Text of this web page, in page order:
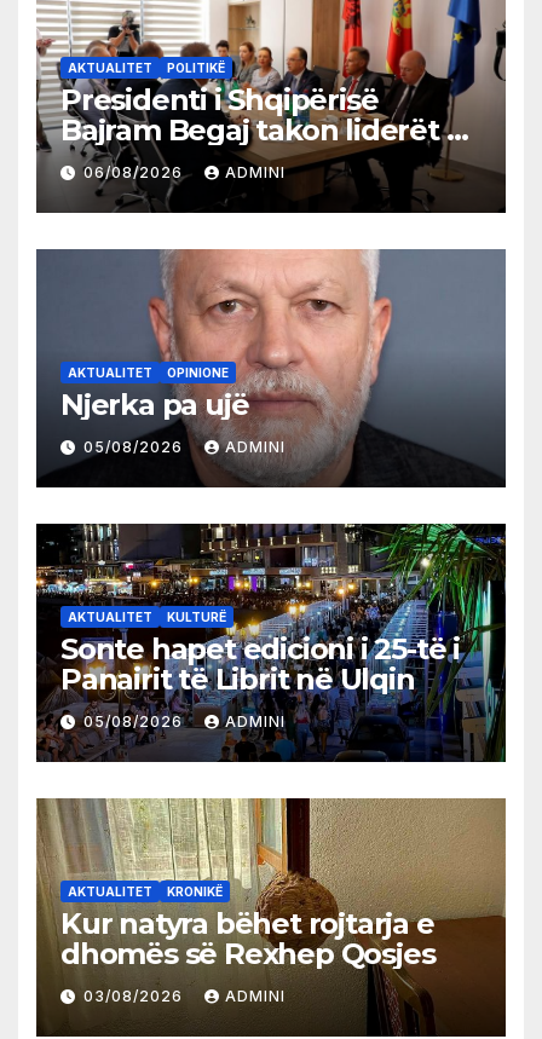
AKTUALITET POLITIKË
Presidenti i Shqipërisë
Bajram Begaj takon liderët e
partive shqiptare në Ulqin
06/08/2026 ADMINI
AKTUALITET OPINIONE
Njerka pa ujë
05/08/2026 ADMINI
AKTUALITET KULTURË
Sonte hapet edicioni i 25-të i
Panairit të Librit në Ulqin
05/08/2026 ADMINI
AKTUALITET KRONIKË
Kur natyra bëhet rojtarja e
dhomës së Rexhep Qosjes
03/08/2026 ADMINI